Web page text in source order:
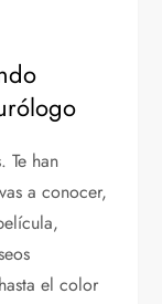
Te han
a conocer,
el color